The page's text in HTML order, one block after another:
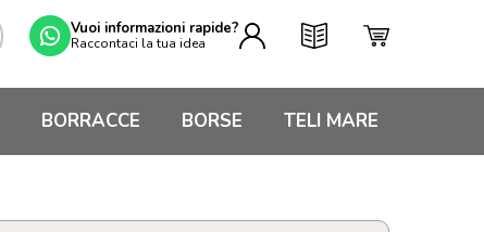
Vuoi informazioni rapide?
Raccontaci la tua idea
BORRACCE BORSE TELI MARE